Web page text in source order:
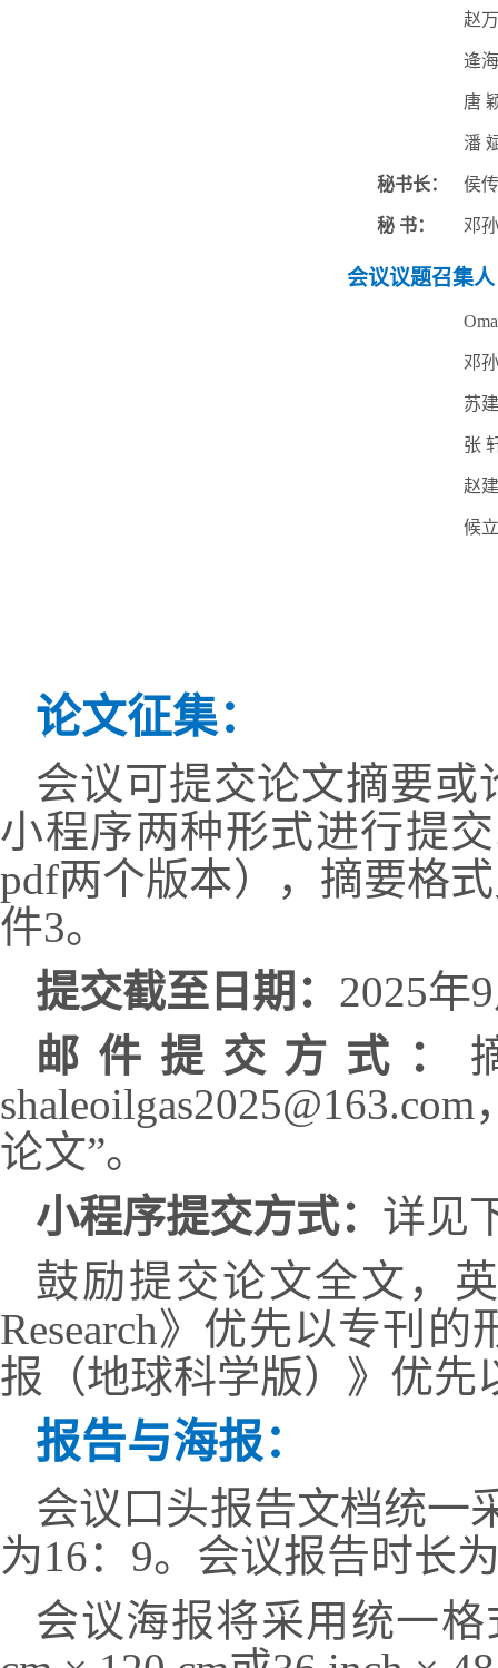
赵
逄
唐
潘
秘书长： 侯
秘 书： 邓
会议议题召集
邓
苏
张
赵
候
论文征集：
会议可提交论文摘要
小程序两种形式进行提
pdf两个版本），摘要格
件3。
提交截至日期： 2025年9
邮件提交方式：
shaleoilgas2025@163.com
论文”。
小程序提交方式： 详见
鼓励提交论文全文，
Research》优先以专刊的
报（地球科学版）》优先
报告与海报：
会议口头报告文档统一
为16： 9。会议报告时长
会议海报将采用统一